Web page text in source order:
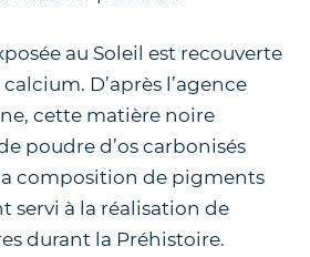
au Soleil est recouverte
D’après l’agence
cette matière noire
poudre d’os carbonisés
composition de pigments
servi à la réalisation de
durant la Préhistoire.